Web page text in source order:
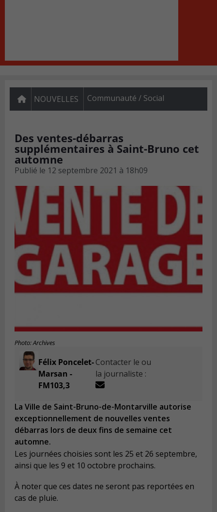
NOUVELLES Communauté / Social
Des ventes-débarras
supplémentaires à Saint-Bruno cet
automne
Publié le 12 septembre 2021 à 18h09
Photo: Archives
Félix Poncelet-
Marsan -
FM103,3
Contacter le ou
la journaliste :
La Ville de Saint-Bruno-de-Montarville autorise
exceptionnellement de nouvelles ventes
débarras lors de deux fins de semaine cet
automne.
Les journées choisies sont les 25 et 26 septembre,
ainsi que les 9 et 10 octobre prochains.
À noter que ces dates ne seront pas reportées en
cas de pluie.